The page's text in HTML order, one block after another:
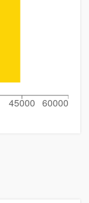
45000 60000